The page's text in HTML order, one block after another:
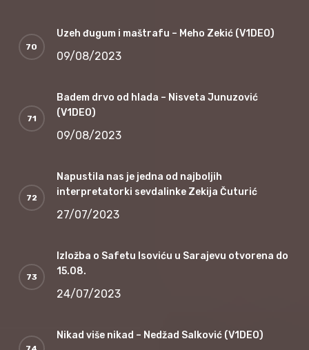
Uzeh đugum i maštrafu – Meho Zekić (V1DEO)
09/08/2023
Badem drvo od hlada – Nisveta Junuzović
(V1DEO)
09/08/2023
Napustila nas je jedna od najboljih
interpretatorki sevdalinke Zekija Čuturić
27/07/2023
Izložba o Safetu Isoviću u Sarajevu otvorena do
15.08.
24/07/2023
Nikad više nikad – Nedžad Salković (V1DEO)